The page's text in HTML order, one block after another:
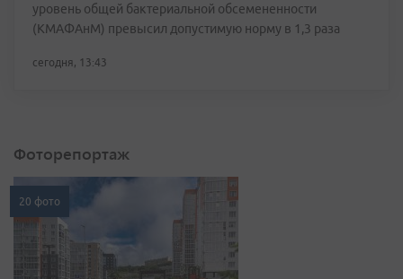
уровень общей бактериальной обсемененности
(КМАФАнМ) превысил допустимую норму в 1,3 раза
сегодня, 13:43
Фоторепортаж
20 фото